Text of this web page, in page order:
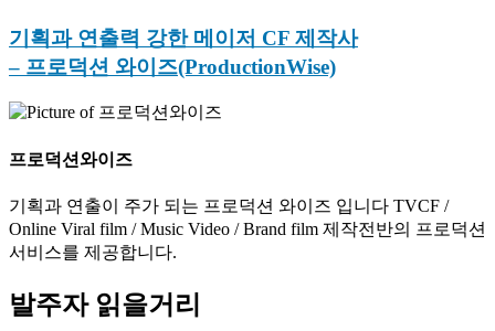
기획과 연출력 강한 메이저 CF 제작사
– 프로덕션 와이즈(ProductionWise)
프로덕션와이즈
기획과 연출이 주가 되는 프로덕션 와이즈 입니다 TVCF /
Online Viral film / Music Video / Brand film 제작전반의 프로덕션
서비스를 제공합니다.
발주자 읽을거리